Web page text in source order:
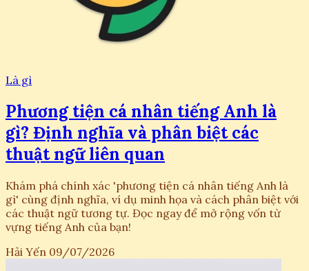
Là gì
Phương tiện cá nhân tiếng Anh là
gì? Định nghĩa và phân biệt các
thuật ngữ liên quan
Khám phá chính xác 'phương tiện cá nhân tiếng Anh là
gì' cùng định nghĩa, ví dụ minh họa và cách phân biệt với
các thuật ngữ tương tự. Đọc ngay để mở rộng vốn từ
vựng tiếng Anh của bạn!
Hải Yến 09/07/2026